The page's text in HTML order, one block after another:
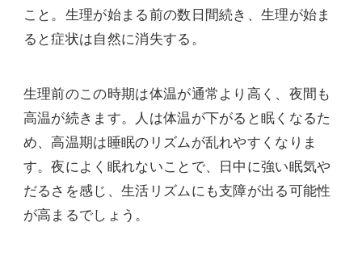
こと。生理が始まる前の数日間続き、生理が始ま
ると症状は自然に消失する。
生理前のこの時期は体温が通常より高く、夜間も
高温が続きます。人は体温が下がると眠くなるた
め、高温期は睡眠のリズムが乱れやすくなりま
す。夜によく眠れないことで、日中に強い眠気や
だるさを感じ、生活リズムにも支障が出る可能性
が高まるでしょう。